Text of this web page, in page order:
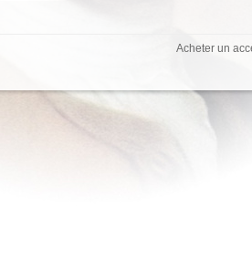
Acheter un